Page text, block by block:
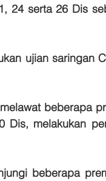
24 serta 26 Dis
ujian saringan
beberapa
melakukan
beberapa